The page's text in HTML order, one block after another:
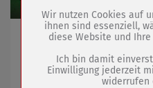
Tourismusverband stellte
Imagefilme vor
Name
PHP
Anbieter
Wenselaar
Wir nutzen Cookies auf
ihnen sind essenziell,
diese Website und
Ich bin damit
Einwilligung jederzeit
widerrufen